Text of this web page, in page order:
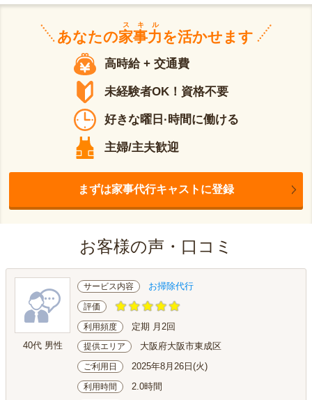
あなたの家事力
スキル
を活かせます
高時給 + 交通費
未経験者OK！資格不要
好きな曜日·時間に働ける
主婦/主夫歓迎
まずは家事代行キャストに登録
お客様の声・口コミ
40代 男性
サービス内容 お掃除代行
評価
利用頻度 定期 月2回
提供エリア 大阪府大阪市東成区
ご利用日 2025年8月26日(火)
利用時間 2.0時間